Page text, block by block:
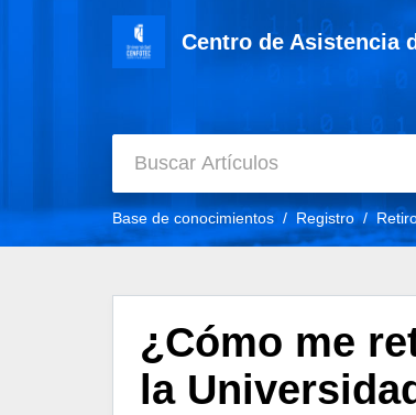
Centro de Asistencia
Base de conocimientos Registro
¿Cómo me
la